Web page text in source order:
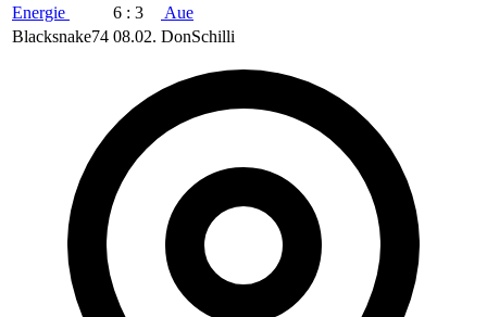
Energie
6 : 3
Aue
Blacksnake74 08.02. DonSchilli